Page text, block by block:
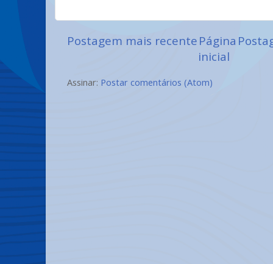
Postagem mais recentePágina
inicial
Assinar: Postar comentários (Atom)